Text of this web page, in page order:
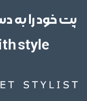
پت خود را به
style